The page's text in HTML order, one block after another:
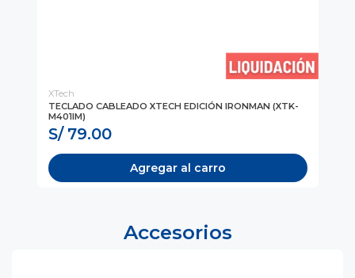
XTech
TECLADO CABLEADO XTECH EDICIÓN IRONMAN (XTK-
M401IM)
S/ 79.00
Agregar al carro
Accesorios